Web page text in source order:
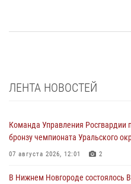
ЛЕНТА НОВОСТЕЙ
Команда Управления Росгвардии
бронзу чемпионата Уральского
07 августа 2026, 12:01 2
В Нижнем Новгороде состоялось